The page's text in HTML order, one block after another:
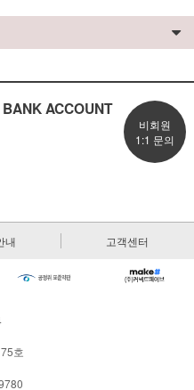
BANK ACCOUNT
비회원
1:1 문의
내 고객센터
호